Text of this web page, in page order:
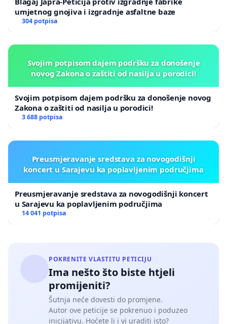
ZAHTJEVAMO OTVARANJE KLINIKA KCUS-a ZA
PACIJENTE KOJIMA JE ZBOG KORONE MJESECIMA
(TRIJAŽU) NA SVIM KLINIKAMA I USPOSTAVU DAVANJA
A POSEBNO TEŠKIM HRONIČNIM BOLESNICIMA.
OD VLADE FBIH (ministra zdravstva) KANTONA
SARAJEVO I DRUGIH KANTONA OSNIVAČA (ZDK, SBK,
BPK, USK) ZAHTJEVAMO, UKOLIKO RUKOVODSTVO
KCUS-a NE PODNESE OSTAVKE, DA POKRENU
MENADŽMENTA
KLINIKAMA I USPOSTAVU DAVANJAUSLUGA PREMA
OBJEKTIVNIM POTREBAMA PACIJENATA, A POSEBNO
TEŠKIM HRONIČNIM BOLESNICIMA.
OD VLADE FBIH (ministra zdravstva) KANTONA
PROCEDURU SMJENE TE IMENOVANJA NOVOG UO I
MENADŽMENTA
umjetnog gnojiva i izgradnje asfaltne baze
304 potpisa
Svojim potpisom dajem podršku za donošenje
novog Zakona o zaštiti od nasilja u porodici!
Svojim potpisom dajem podršku za donošenje novog
Zakona o zaštiti od nasilja u porodici!
3 688 potpisa
Preusmjeravanje sredstava za novogodišnji
koncert u Sarajevu ka poplavljenim područjima
Preusmjeravanje sredstava za novogodišnji koncert
u Sarajevu ka poplavljenim područjima
14 041 potpisa
POKRENITE VLASTITU PETICIJU
Ima nešto što biste htjeli
promijeniti?
Šutnja neće dovesti do promjene.
Autor ove peticije se pokrenuo i poduzeo
inicijativu. Hoćete li i vi uraditi isto?